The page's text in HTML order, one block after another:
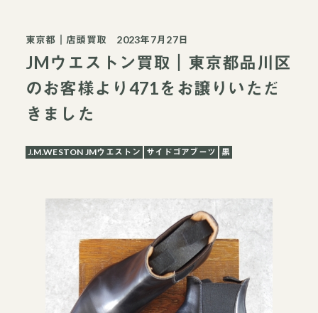
東京都 店頭買取 2023年7月27日
JMウエストン買取｜東京都品川区
のお客様より471をお譲りいただ
きました
J.M.WESTON JMウエストン サイドゴアブーツ 黒